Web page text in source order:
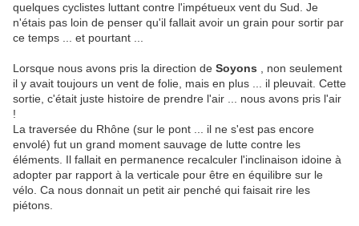
quelques cyclistes luttant contre l'impétueux vent du Sud. Je
n'étais pas loin de penser qu'il fallait avoir un grain pour sortir par
ce temps ... et pourtant ...
Lorsque nous avons pris la direction de Soyons , non seulement
il y avait toujours un vent de folie, mais en plus ... il pleuvait. Cette
sortie, c'était juste histoire de prendre l'air ... nous avons pris l'air
!
La traversée du Rhône (sur le pont ... il ne s'est pas encore
envolé) fut un grand moment sauvage de lutte contre les
éléments. Il fallait en permanence recalculer l'inclinaison idoine à
adopter par rapport à la verticale pour être en équilibre sur le
vélo. Ca nous donnait un petit air penché qui faisait rire les
piétons.